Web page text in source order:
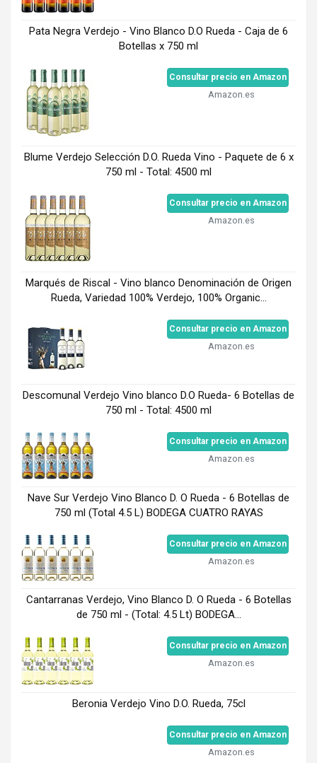
Pata Negra Verdejo - Vino Blanco D.O Rueda - Caja de 6
Botellas x 750 ml
Consultar precio en Amazon
Amazon.es
Blume Verdejo Selección D.O. Rueda Vino - Paquete de 6 x
750 ml - Total: 4500 ml
Consultar precio en Amazon
Amazon.es
Marqués de Riscal - Vino blanco Denominación de Origen
Rueda, Variedad 100% Verdejo, 100% Organic...
Consultar precio en Amazon
Amazon.es
Descomunal Verdejo Vino blanco D.O Rueda- 6 Botellas de
750 ml - Total: 4500 ml
Consultar precio en Amazon
Amazon.es
Nave Sur Verdejo Vino Blanco D. O Rueda - 6 Botellas de
750 ml (Total 4.5 L) BODEGA CUATRO RAYAS
Consultar precio en Amazon
Amazon.es
Cantarranas Verdejo, Vino Blanco D. O Rueda - 6 Botellas
de 750 ml - (Total: 4.5 Lt) BODEGA...
Consultar precio en Amazon
Amazon.es
Beronia Verdejo Vino D.O. Rueda, 75cl
Consultar precio en Amazon
Amazon.es